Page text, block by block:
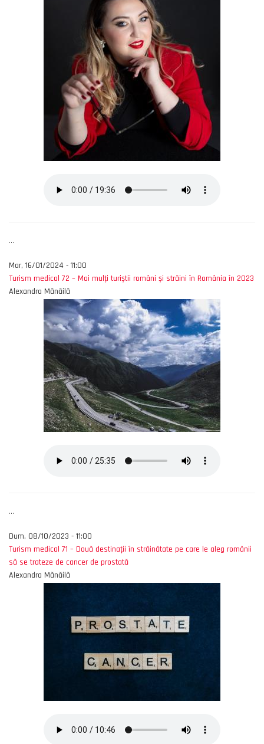
...
Mar, 16/01/2024 - 11:00
​Turism medical 72 – Mai mulți turiștii români și străini în România în 2023
Alexandra Mănăilă
...
Dum, 08/10/2023 - 11:00
Turism medical 71 – Două destinații în străinătate pe care le aleg românii
să se trateze de cancer de prostată
Alexandra Mănăilă